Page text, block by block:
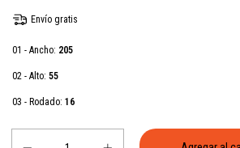
Envío gratis
01 - Ancho: 205
02 - Alto: 55
03 - Rodado: 16